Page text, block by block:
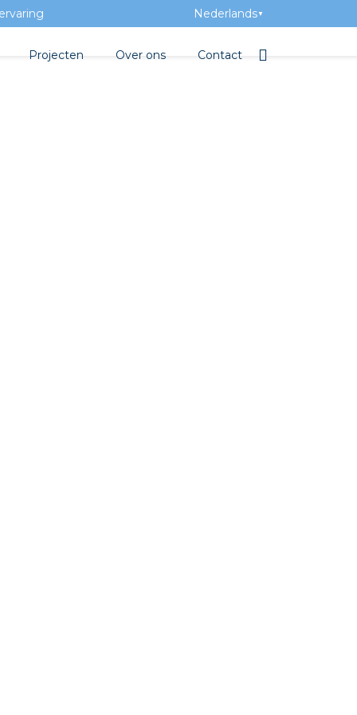
Nederlands ▼
Projecten Over ons Contact